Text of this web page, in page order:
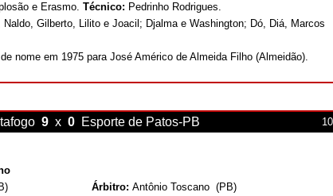
e Erasmo. Técnico: Pedrinho Rodrigues.
Naldo, Gilberto, Lilito e Joacil; Djalma e Washington; Dó, Diá, Marcos
nome em 1975 para José Américo de Almeida Filho (Almeidão).
9 x 0 Esporte de Patos-PB
Árbitro: Antônio Toscano (PB)